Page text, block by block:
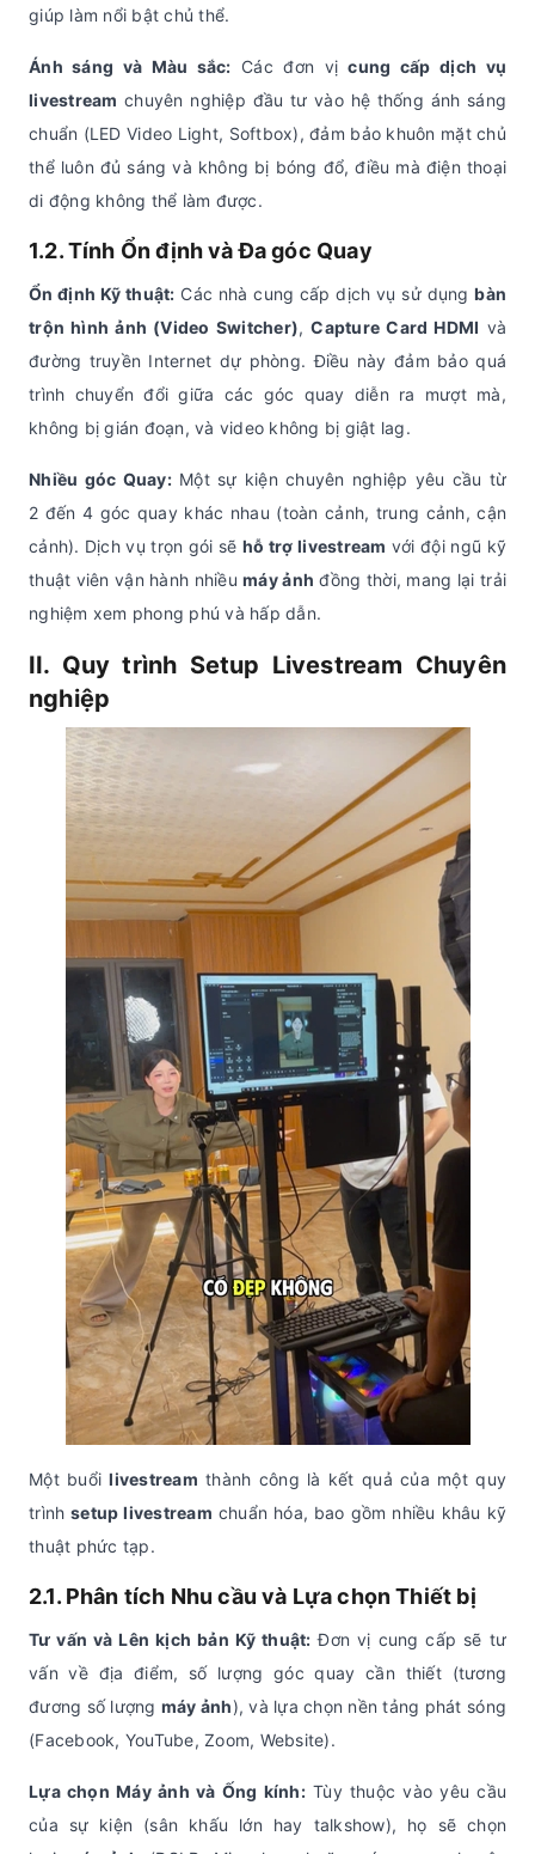
giúp làm nổi bật chủ thể.
Ánh sáng và Màu sắc: Các đơn vịcung cấp dịch vụ
livestream chuyên nghiệp đầu tư vào hệ thống ánh sáng
chuẩn (LED Video Light, Softbox), đảm bảo khuôn mặt chủ
thể luôn đủ sáng và không bị bóng đổ, điều mà điện thoại
di động không thể làm được.
1.2. Tính Ổn định và Đa góc Quay
Ổn định Kỹ thuật: Các nhà cung cấp dịch vụ sử dụngbàn
trộn hình ảnh (Video Switcher),Capture Card HDMI và
đường truyền Internet dự phòng. Điều này đảm bảo quá
trình chuyển đổi giữa các góc quay diễn ra mượt mà,
không bị gián đoạn, và video không bị giật lag.
Nhiều góc Quay:Một sự kiện chuyên nghiệp yêu cầu từ
2 đến 4 góc quay khác nhau (toàn cảnh, trung cảnh, cận
cảnh). Dịch vụ trọn gói sẽ hỗ trợ livestream với đội ngũ kỹ
thuật viên vận hành nhiềumáy ảnh đồng thời, mang lại trải
nghiệm xem phong phú và hấp dẫn.
II. Quy trình Setup Livestream Chuyên
nghiệp
Một buổilivestream thành công là kết quả của một quy
trìnhsetup livestream chuẩn hóa, bao gồm nhiều khâu kỹ
thuật phức tạp.
2.1. Phân tích Nhu cầu và Lựa chọn Thiết bị
Tư vấn và Lên kịch bản Kỹ thuật: Đơn vị cung cấp sẽ tư
vấn về địa điểm, số lượng góc quay cần thiết (tương
đương số lượng máy ảnh), và lựa chọn nền tảng phát sóng
(Facebook, YouTube, Zoom, Website).
Lựa chọnMáy ảnh và Ống kính:Tùy thuộc vào yêu cầu
của sự kiện (sân khấu lớn hay talkshow), họ sẽ chọn